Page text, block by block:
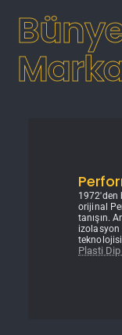
1972'den
orijinal
tanışın.
izolasyon
Plasti Dip